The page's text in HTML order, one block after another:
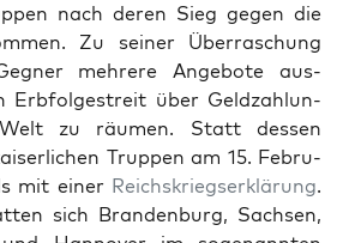
nach deren Sieg gegen die
Zu sein­er Über­raschung
mehrere Ange­bote aus­
Erb­folgestre­it über Geldzahlun­
zu räu­men. Statt dessen
Trup­pen am 15. Feb­ru­
mit ein­er Reich­skriegserk­lärung.
sich Bran­den­burg, Sach­sen,